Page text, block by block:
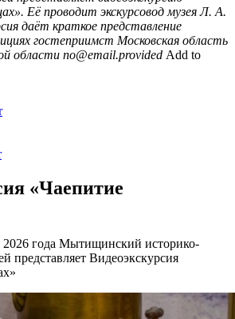
Её проводит экскурсовод музея Л. А.
даёт краткое представление
гостеприимст Московская область
области no@email.provided Add to
«Чаепитие
года Мытищинский историко-
представляет Видеоэкскурсия